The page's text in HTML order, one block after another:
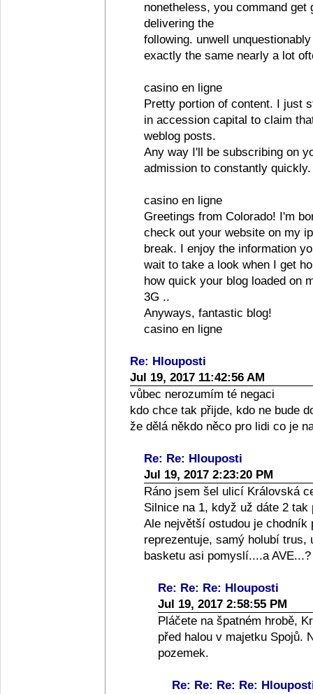
nonetheless, you command
delivering the
following. unwell
exactly the same nearly a lot
casino en ligne
Pretty portion of content. I just
in accession capital to claim
weblog posts.
Any way I'll be subscribing on
admission to constantly quickly.
casino en ligne
Greetings from Colorado! I'm
check out your website on my
break. I enjoy the information
wait to take a look when I get
how quick your blog loaded on
3G ..
Anyways, fantastic blog!
casino en ligne
Re: Hlouposti
Jul 19, 2017 11:42:56 AM
vůbec nerozumím té negaci
kdo chce tak přijde, kdo ne bude
že dělá někdo něco pro lidi co je
Re: Re: Hlouposti
Jul 19, 2017 2:23:20 PM
Ráno jsem šel ulicí Královská
Silnice na 1, když už dáte 2 tak
Ale největší ostudou je chodník
reprezentuje, samý holubí
basketu asi pomyslí....a AVE...?
Re: Re: Re: Hlouposti
Jul 19, 2017 2:58:55 PM
Pláčete na špatném hrobě,
před halou v majetku Spojů.
pozemek.
Re: Re: Re: Re: